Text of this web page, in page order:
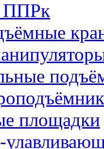
ППРк
площадки